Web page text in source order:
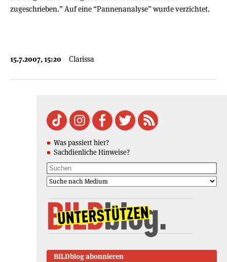
zugeschrieben.” Auf eine “Pannenanalyse” wurde verzichtet.
15.7.2007, 15:20 Clarissa
Was passiert hier?
Sachdienliche Hinweise?
BILDblog abonnieren